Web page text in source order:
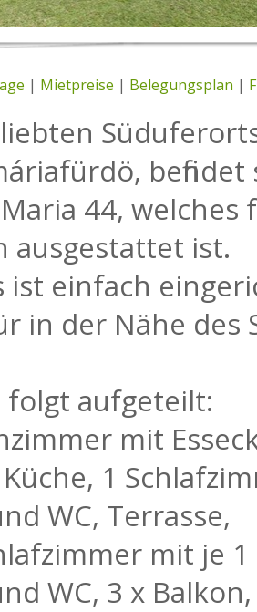
| Mietpreise | Belegungsplan |
befindet
44, welches
ausgestattet ist.
ist einfach
in der Nähe des
folgt aufgeteilt:
mit
1
WC, Terrasse,
mit je
WC, 3 x Balkon,